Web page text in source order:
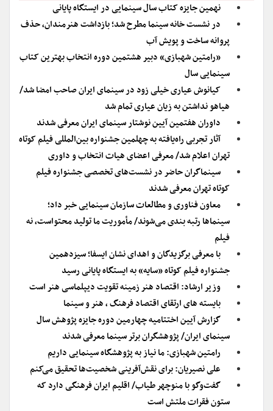
نهمین جایزه کتاب سال سینمایی در ایستگاه پایانی
در نشست خانه سینما مطرح شد؛ بازداشت هنرمندان، حذف
پروانه ساخت و پویش آب
«رامتین شهبازی» دبیر هشتمین دوره انتخاب بهترین کتاب
سینمایی سال
کیانوش عیاری خیلی زود در سینمای ایران صاحب امضا شد/
هیاهو نداشتن به زیان عیاری تمام شد
داوران هفتمین آیین نوشتار سینمای ایران معرفی شدند
آثار تجربی راه‌یافته به چهلمین جشنواره بین‌المللی فیلم کوتاه
تهران اعلام شد/ معرفی اعضای هیات انتخاب و داوری
سینماگران حاضر در نشست‌های تخصصی جشنواره فیلم
کوتاه تهران معرفی شدند
معاون فناوری و مطالعات سازمان سینمایی خبر داد؛
سینماها رتبه بندی می‌شوند/ مأموریت ما تولید محتواست، نه
فیلم
با معرفی برگزیدگان و اهدای نشان ایسفا؛ سیزدهمین
جشنواره فیلم کوتاه «سایه» به ایستگاه پایانی رسید
وزیر ارشاد: اقتصاد هنر زمینه تقویت دیپلماسی هنر است
بایسته های ارتقای اقتصاد فرهنگ ، هنر و سینما
گزارش آیین اختتامیه چهارمین دوره جایزه پژوهش سال
سینمای ایران/ پژوهشگران برتر سینما معرفی شدند
رامتین شهبازی: ما نیاز به پژوهشگاه سینمایی داریم
علی نصیریان: برای نقش‌آفرینی شخصیت‌ها تحقیق می‌کنم
گفت‌وگو با منوچهر طیاب/ اقلیم ایران فرهنگی دارد که
ستون فقرات ملتش است